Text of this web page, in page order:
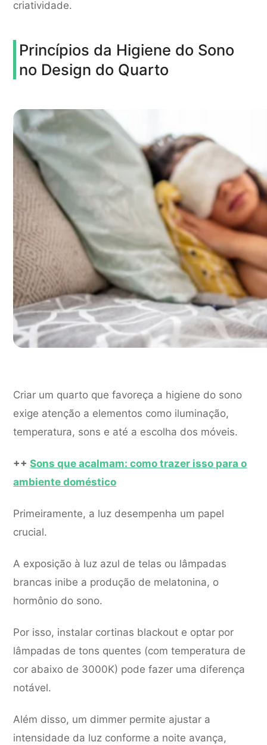
criatividade.
Princípios da Higiene do Sono
no Design do Quarto
Criar um quarto que favoreça a higiene do sono
exige atenção a elementos como iluminação,
temperatura, sons e até a escolha dos móveis.
++Sons que acalmam: como trazer isso para o
ambiente doméstico
Primeiramente, a luz desempenha um papel
crucial.
A exposição à luz azul de telas ou lâmpadas
brancas inibe a produção de melatonina, o
hormônio do sono.
Por isso, instalar cortinas blackout e optar por
lâmpadas de tons quentes (com temperatura de
cor abaixo de 3000K) pode fazer uma diferença
notável.
Além disso, um dimmer permite ajustar a
intensidade da luz conforme a noite avança,